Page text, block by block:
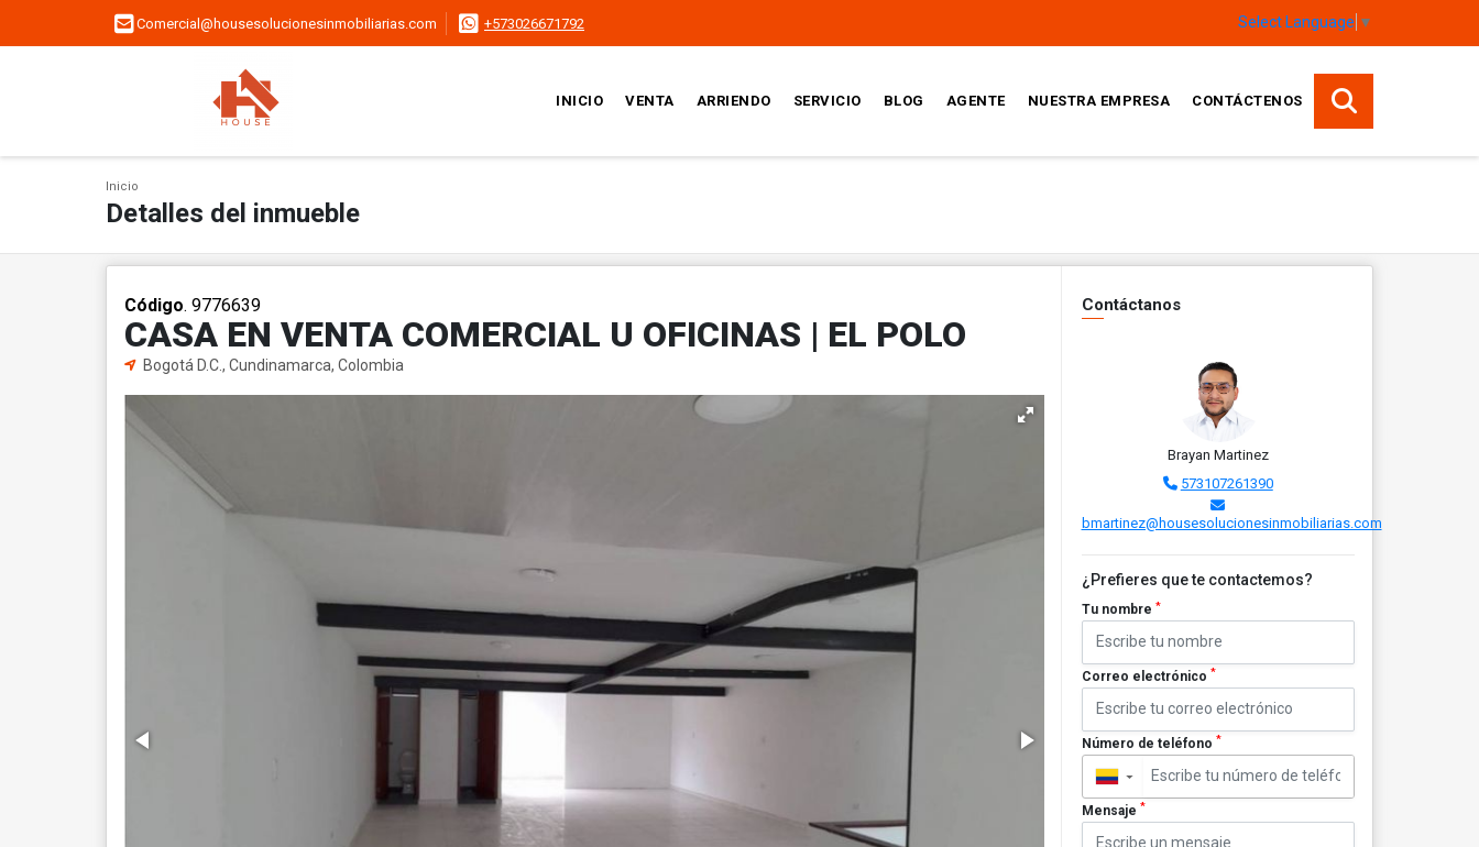
Comercial@housesolucionesinmobiliarias.com +573026671792 Select Language ▼
INICIO VENTA ARRIENDO SERVICIO BLOG AGENTE NUESTRA EMPRESA CONTÁCTENOS
Inicio
Detalles del inmueble
Código. 9776639
CASA EN VENTA COMERCIAL U OFICINAS | EL POLO
Bogotá D.C., Cundinamarca, Colombia
Contáctanos
Brayan Martinez
573107261390
bmartinez@housesolucionesinmobiliarias.com
¿Prefieres que te contactemos?
Tu nombre *
Correo electrónico *
Número de teléfono *
▼
Mensaje *